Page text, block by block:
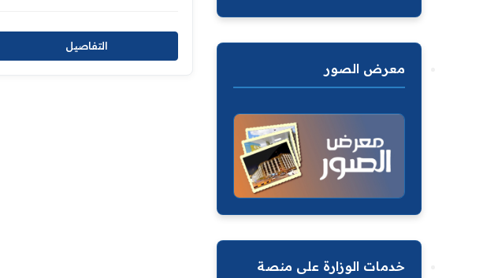
التفاصيل
معرض الصور
خدمات الوزارة على منصة